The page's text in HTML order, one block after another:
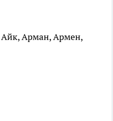
Айк, Арман, Армен,